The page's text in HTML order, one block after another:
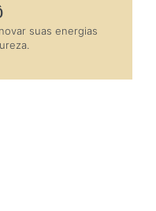
suas energias